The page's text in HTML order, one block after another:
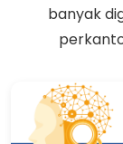
banyak